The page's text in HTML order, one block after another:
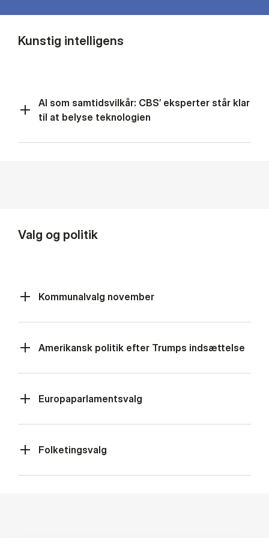
Kunstig intelligens
AI som samtidsvilkår: CBS’ eksperter står klar
til at belyse teknologien
Valg og politik
Kommunalvalg november
Amerikansk politik efter Trumps indsættelse
Europaparlamentsvalg
Folketingsvalg